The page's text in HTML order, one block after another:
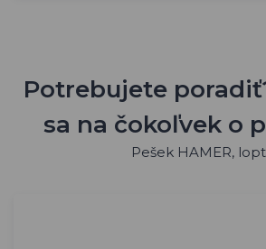
Potrebujete
sa na čokoľvek o
Pešek HAMER,